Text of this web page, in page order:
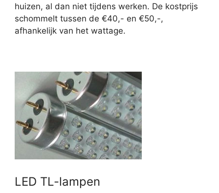
huizen, al dan niet tijdens werken. De kostprijs
schommelt tussen de €40,- en €50,-,
afhankelijk van het wattage.
LED TL-lampen